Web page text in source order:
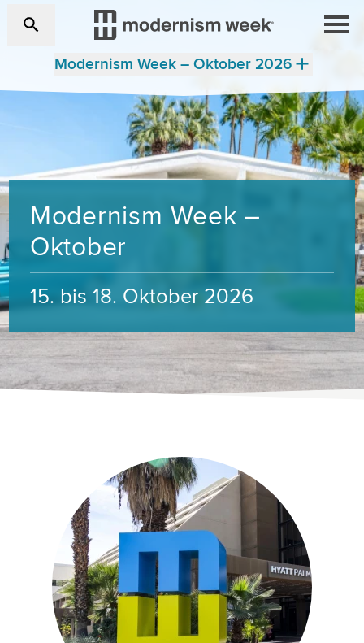
Modernism Week – Oktober 2026
Modernism Week –
Oktober
15. bis 18. Oktober 2026